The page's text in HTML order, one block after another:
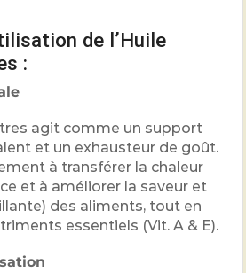
de l’Huile
:
agit comme un support
et un exhausteur de goût.
à transférer la chaleur
et à améliorer la saveur et
des aliments, tout en
essentiels (Vit. A & E).